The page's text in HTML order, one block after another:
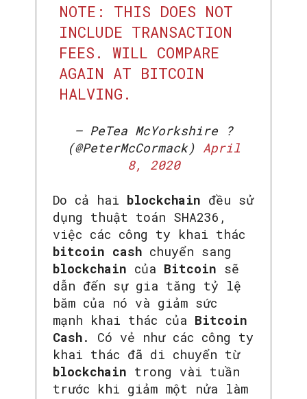
NOTE: THIS DOES NOT
INCLUDE TRANSACTION
FEES. WILL COMPARE
AGAIN AT BITCOIN
HALVING.
— PeTea McYorkshire ?
(@PeterMcCormack) April
8, 2020
Do cả hai blockchain đều sử
dụng thuật toán SHA236,
việc các công ty khai thác
bitcoin cash chuyển sang
blockchain của Bitcoin sẽ
dẫn đến sự gia tăng tỷ lệ
băm của nó và giảm sức
mạnh khai thác của Bitcoin
Cash. Có vẻ như các công ty
khai thác đã di chuyển từ
blockchain trong vài tuần
trước khi giảm một nửa làm